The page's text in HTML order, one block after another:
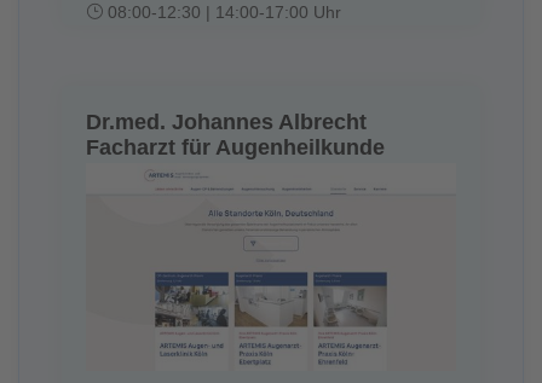
08:00-12:30 | 14:00-17:00 Uhr
Dr.med. Johannes Albrecht
Facharzt für Augenheilkunde